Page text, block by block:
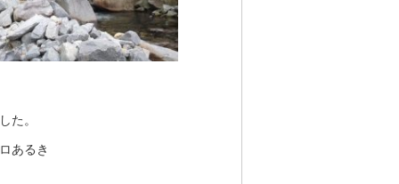
た。
あるき